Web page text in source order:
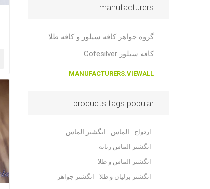
manufacturers
گروه جواهر کافه سیلور و کافه طلا
کافه سیلور Cofesilver
MANUFACTURERS.VIEWALL
products.tags.popular
ازدواج الماس انگشتر الماس
انگشتر الماس زنانه
انگشتر الماس و طلا
انگشتر برلیان و طلا
انگشتر جواهر